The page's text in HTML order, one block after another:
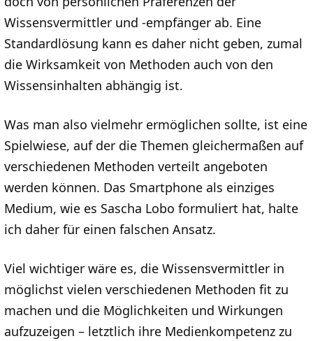
Wissensvermittler und -empfänger ab. Eine
Standardlösung kann es daher nicht geben, zumal
die Wirksamkeit von Methoden auch von den
Wissensinhalten abhängig ist.
Was man also vielmehr ermöglichen sollte, ist eine
Spielwiese, auf der die Themen gleichermaßen auf
verschiedenen Methoden verteilt angeboten
werden können. Das Smartphone als einziges
Medium, wie es Sascha Lobo formuliert hat, halte
ich daher für einen falschen Ansatz.
Viel wichtiger wäre es, die Wissensvermittler in
möglichst vielen verschiedenen Methoden fit zu
machen und die Möglichkeiten und Wirkungen
aufzuzeigen – letztlich ihre Medienkompetenz zu